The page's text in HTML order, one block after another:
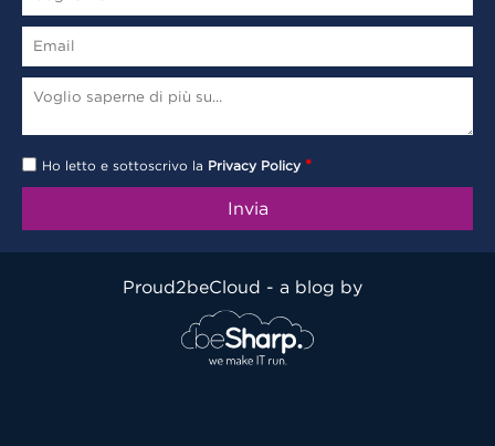
Ho letto e sottoscrivo la Privacy Policy *
Proud2beCloud - a blog by